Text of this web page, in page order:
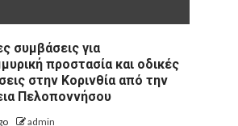
συμβάσεις για
προστασία και οδικές
στην Κορινθία από την
Πελοποννήσου
admin